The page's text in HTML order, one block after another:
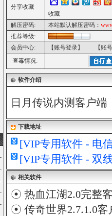
5905
分享收藏
收藏
解压密码:
本站默认解压密码：
推荐等级:
会员中心:
【账号登录】
【账
查毒情况:
软件介绍
日月传说内测客户端
下载地址
[VIP专用软件 - 电
[VIP专用软件 - 双
相关软件
☉ 热血江湖2.0完整
☉ 传奇世界2.7.1.0客